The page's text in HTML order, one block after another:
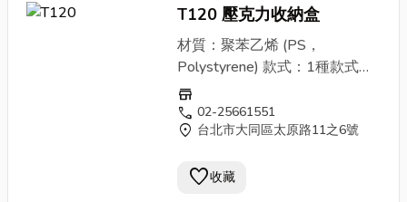
尺寸偶有差異但以現場商品為
主。建議訂購前致電洽詢，或至
門市確認後再購買。 ③因庫存
管控、商品流通頻繁，欲大量購
買建議您先來電洽詢避免向隅。
④商品售價均含稅且本公司依法
開立統一發票，故退換貨請攜帶
當次交易之發票以便於作業。
抗油脂，受到紫外光照射後易變
色。 其商品薄且脆弱，使用上
請避免摔撞。 ②塑膠商品，請
裂並更換。一經售出後，恕不接
受退換貨。 ③本商品非定型成
①影像會因拍攝設備影響，跟商
品實體外觀與色澤有差異，敬請
T120 壓克力收納盒
材質：聚苯乙烯 (PS，
Polystyrene) 款式：1種款式、
1種顏色(粉色) 規格與售價： ▶
３格 尺寸：外徑寬24x高8x
側8 cm 每格寬7.4x高
個280元 商品說明： ①聚苯乙
store
call 02-25661551
location_on 台北市大同區太原路11之6號
favorite收藏